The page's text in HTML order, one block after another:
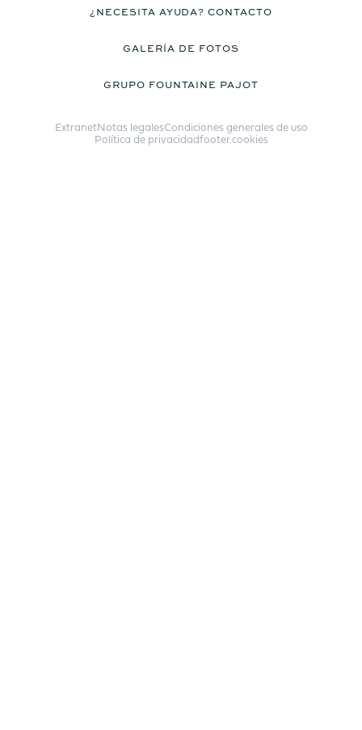
¿NECESITA AYUDA? CONTACTO
GALERÍA DE FOTOS
GRUPO FOUNTAINE PAJOT
ExtranetNotas legalesCondiciones generales de uso
Política de privacidadfooter.cookies
precio
Catamarán
FP44